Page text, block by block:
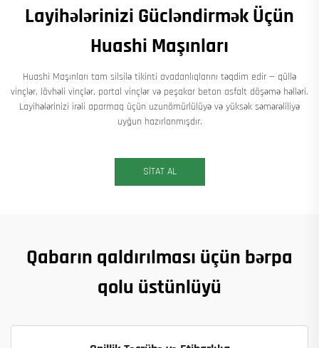
Layihələrinizi Gücləndirmək Üçün
Huashi Maşınları
Huashi Maşınları tam silsilə tikinti avadanlıqlarını təqdim edir — qüllə
vinçlər, lövhəli vinçlər, portal vinçlər və peşakar beton asfalt döşəmə həlləri.
Layihələrinizi irəli aparmaq üçün uzunömürlülüyə və yüksək səmərəliliyə
uyğun hazırlanmışdır.
SİTAT AL
Qabarın qaldırılması üçün bərpa
qolu üstünlüyü